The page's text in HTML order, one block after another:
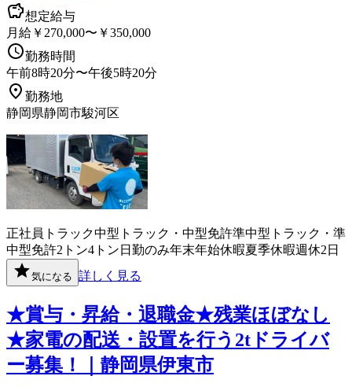
想定給与
月給￥270,000〜￥350,000
勤務時間
午前8時20分〜午後5時20分
勤務地
静岡県静岡市駿河区
正社員 トラック中型トラック・中型免許準中型トラック・準
中型免許2トン4トン 日勤のみ年末年始休暇夏季休暇週休2日
気になる 詳しく見る
★賞与・昇給・退職金★残業ほぼなし
★家電の配送・設置を行う2tドライバ
ー募集！｜静岡県伊東市